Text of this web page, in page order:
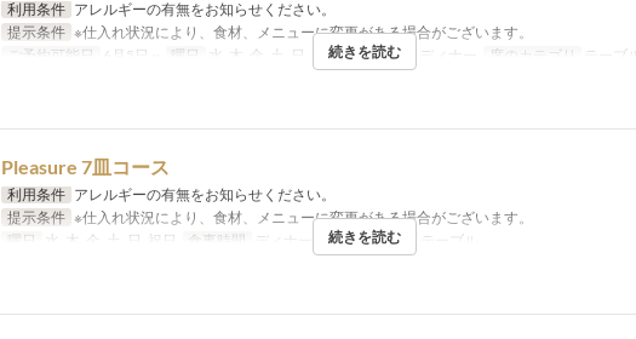
利用条件 アレルギーの有無をお知らせください。
提示条件 ※仕入れ状況により、食材、メニューに変更がある場合がございます。
ご予約可能日
6月5日 ~ 曜日 水, 木, 金, 土, 日, 祝日 食事時間 ディナー 席のカテゴリ テーブル
続きを読む
Pleasure 7皿コース
利用条件 アレルギーの有無をお知らせください。
提示条件 ※仕入れ状況により、食材、メニューに変更がある場合がございます。
曜日
水, 木, 金, 土, 日, 祝日 食事時間 ディナー 席のカテゴリ テーブル
続きを読む